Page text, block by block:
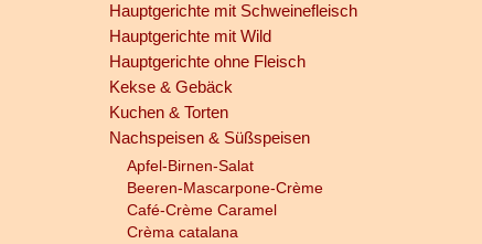
Hauptgerichte mit Schweinefleisch
Hauptgerichte mit Wild
Hauptgerichte ohne Fleisch
Kekse & Gebäck
Kuchen & Torten
Nachspeisen & Süßspeisen
Apfel-Birnen-Salat
Beeren-Mascarpone-Crème
Café-Crème Caramel
Crèma catalana